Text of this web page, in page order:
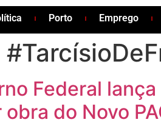
Porto Emprego
Federal
obra do Novo